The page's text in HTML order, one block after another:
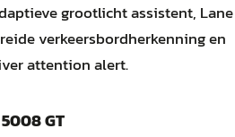
grootlicht assistent, Lane
verkeersbordherkenning en
attention alert.
GT